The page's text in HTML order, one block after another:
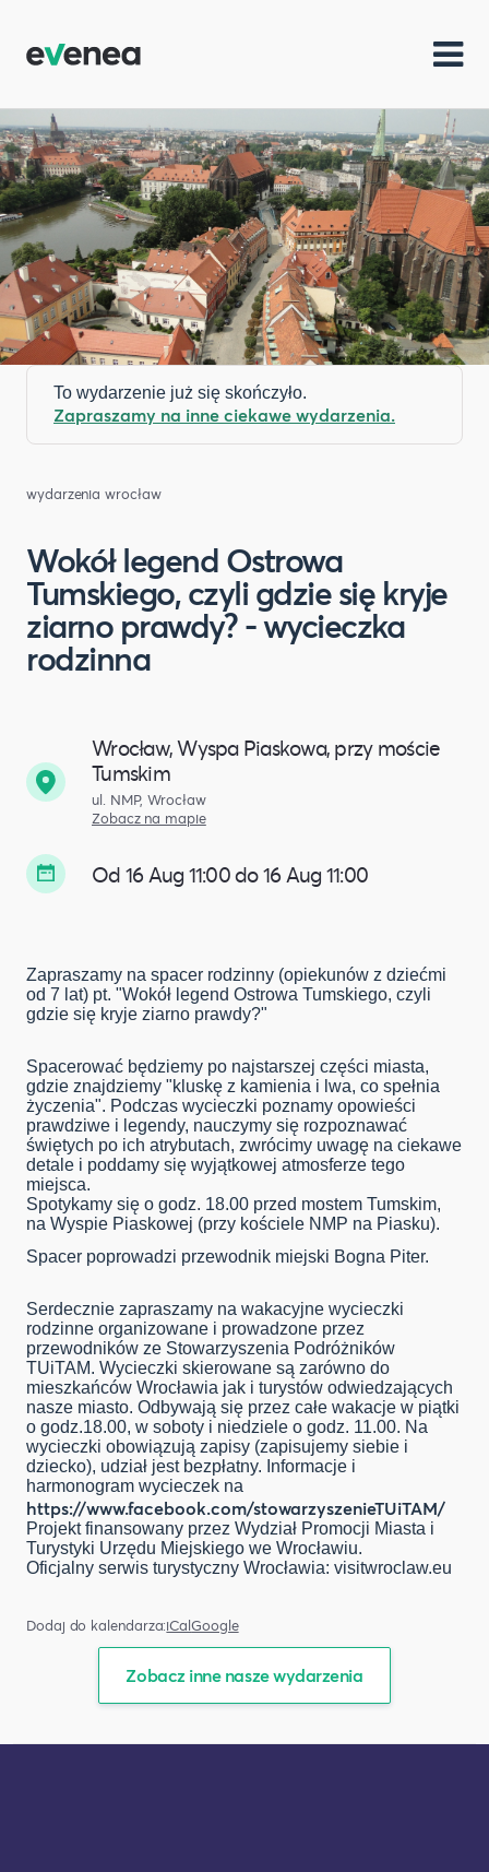
To wydarzenie już się skończyło.
Zapraszamy na inne ciekawe wydarzenia.
wydarzenia wrocław
Wokół legend Ostrowa
Tumskiego, czyli gdzie się kryje
ziarno prawdy? - wycieczka
rodzinna
Wrocław, Wyspa Piaskowa, przy moście
Tumskim
ul. NMP, Wrocław
Zobacz na mapie
Od 16 Aug 11:00 do 16 Aug 11:00
Zapraszamy na spacer rodzinny (opiekunów z dziećmi
od 7 lat) pt. "Wokół legend Ostrowa Tumskiego, czyli
gdzie się kryje ziarno prawdy?"
Spacerować będziemy po najstarszej części miasta,
gdzie znajdziemy "kluskę z kamienia i lwa, co spełnia
życzenia". Podczas wycieczki poznamy opowieści
prawdziwe i legendy, nauczymy się rozpoznawać
świętych po ich atrybutach, zwrócimy uwagę na ciekawe
detale i poddamy się wyjątkowej atmosferze tego
miejsca.
Spotykamy się o godz. 18.00 przed mostem Tumskim,
na Wyspie Piaskowej (przy kościele NMP na Piasku).
Spacer poprowadzi przewodnik miejski Bogna Piter.
Serdecznie zapraszamy na wakacyjne wycieczki
rodzinne organizowane i prowadzone przez
przewodników ze Stowarzyszenia Podróżników
TUiTAM. Wycieczki skierowane są zarówno do
mieszkańców Wrocławia jak i turystów odwiedzających
nasze miasto. Odbywają się przez całe wakacje w piątki
o godz.18.00, w soboty i niedziele o godz. 11.00. Na
wycieczki obowiązują zapisy (zapisujemy siebie i
dziecko), udział jest bezpłatny. Informacje i
harmonogram wycieczek na
https://www.facebook.com/stowarzyszenieTUiTAM/
Projekt finansowany przez Wydział Promocji Miasta i
Turystyki Urzędu Miejskiego we Wrocławiu.
Oficjalny serwis turystyczny Wrocławia: visitwroclaw.eu
Dodaj do kalendarza:iCalGoogle
Zobacz inne nasze wydarzenia